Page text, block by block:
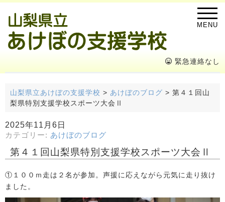
MENU
緊急連絡なし
山梨県立あけぼの支援学校 > あけぼのブログ > 第４１回山
梨県特別支援学校スポーツ大会Ⅱ
2025年11月6日
カテゴリー: あけぼのブログ
第４１回山梨県特別支援学校スポーツ大会Ⅱ
①１００ｍ走は２名が参加。声援に応えながら元気に走り抜け
ました。